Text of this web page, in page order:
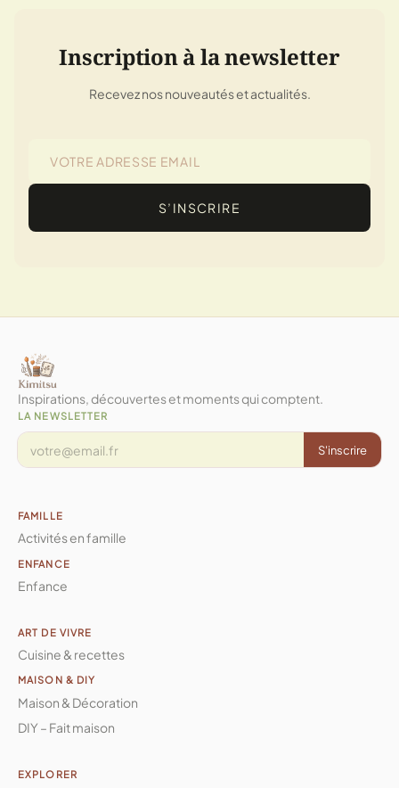
Inscription à la newsletter
Recevez nos nouveautés et actualités.
S’INSCRIRE
Inspirations, découvertes et moments qui comptent.
LA NEWSLETTER
S'inscrire
FAMILLE
Activités en famille
ENFANCE
Enfance
ART DE VIVRE
Cuisine & recettes
MAISON & DIY
Maison & Décoration
DIY – Fait maison
EXPLORER